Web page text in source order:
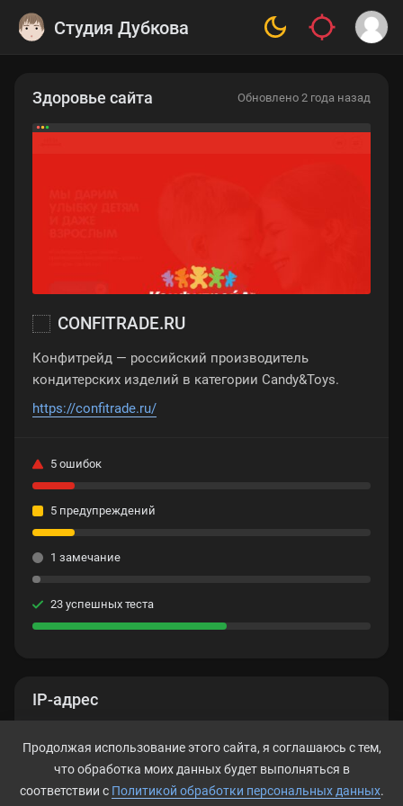
Студия Дубкова
IP-адрес
Здоровье сайта Обновлено 2 года назад
CONFITRADE.RU
Конфитрейд — российский производитель
кондитерских изделий в категории Candy&Toys.
https://confitrade.ru/
5 ошибок
5 предупреждений
1 замечание
23 успешных теста
Продолжая использование этого сайта, я соглашаюсь с тем,
что обработка моих данных будет выполняться в
соответствии с Политикой обработки персональных данных.